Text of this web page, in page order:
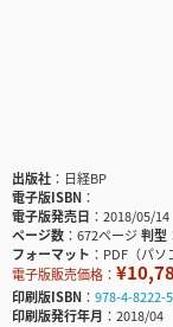
出版社
日経BP
電子版ISBN
電子版発売日
2018/05/14
ページ数
672ページ判型
フォーマット
PDF（パソ
電子版販売価格：
印刷版ISBN
978-4-8222-
印刷版発行年月
2018/04